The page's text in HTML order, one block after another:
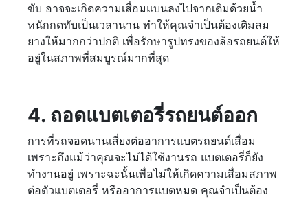
ขับ อาจจะเกิดความเสื่อมแบนลงไปจากเดิมด้วยน้ำ
หนักกดทับเป็นเวลานาน ทำให้คุณจำเป็นต้องเติมลม
ยางให้มากกว่าปกติ เพื่อรักษารูปทรงของล้อรถยนต์ให้
อยู่ในสภาพที่สมบูรณ์มากที่สุด
4. ถอดแบตเตอรี่รถยนต์ออก
การที่รถจอดนานเสี่ยงต่ออาการแบตรถยนต์เสื่อม
เพราะถึงแม้ว่าคุณจะไม่ได้ใช้งานรถ แบตเตอรี่ก็ยัง
ทำงานอยู่ เพราะฉะนั้นเพื่อไม่ให้เกิดความเสื่อมสภาพ
ต่อตัวแบตเตอรี่ หรืออาการแบตหมด คุณจำเป็นต้อง